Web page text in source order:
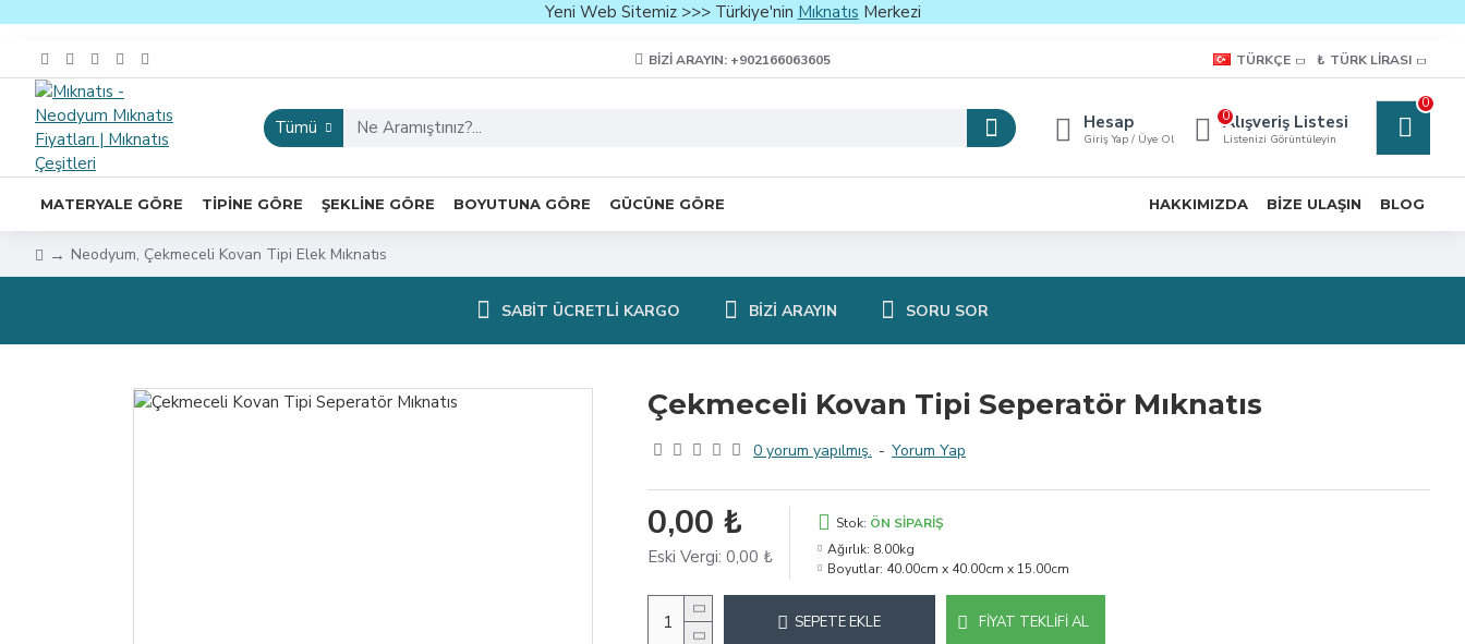
Yeni Web Sitemiz >>> Türkiye'nin Mıknatıs Merkezi
BIZI ARAYIN: +902166063605 TÜRKÇE ₺ TÜRK LIRASI
Tümü Hesap
Giriş Yap / Üye Ol
Alışveriş Listesi
Listenizi Görüntüleyin
0
0
MATERYALE GÖRE TIPINE GÖRE ŞEKLINE GÖRE BOYUTUNA GÖRE GÜCÜNE GÖRE HAKKIMIZDA BIZE ULAŞIN BLOG
Neodyum, Çekmeceli Kovan Tipi Elek Mıknatıs
SABIT ÜCRETLI KARGO BIZI ARAYIN SORU SOR
Çekmeceli Kovan Tipi Seperatör Mıknatıs
0 yorum yapılmış. - Yorum Yap
0,00 ₺
Eski Vergi: 0,00 ₺
Stok: ÖN SIPARIŞ
Ağırlık: 8.00kg
Boyutlar: 40.00cm x 40.00cm x 15.00cm
SEPETE EKLE FIYAT TEKLIFI AL